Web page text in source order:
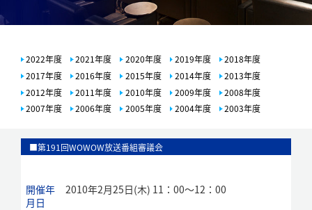
2022年度 2021年度 2020年度 2019年度
2018年度
2017年度
2016年度 2015年度 2014年度
2013年度
2012年度
2011年度 2010年度 2009年度
2008年度
2007年度
2006年度 2005年度 2004年度 2003年度
■第191回WOWOW放送番組審議会
開催年
月日
2010年2月25日(木) 11：00～12：00